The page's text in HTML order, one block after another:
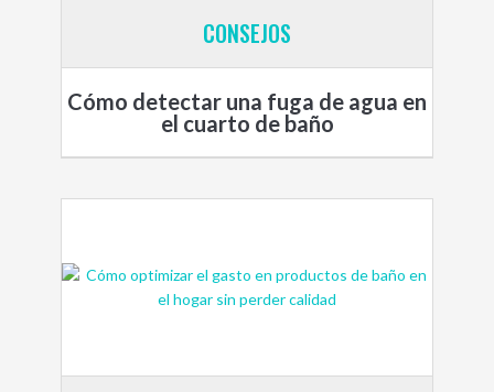
CONSEJOS
Cómo detectar una fuga de agua en
el cuarto de baño